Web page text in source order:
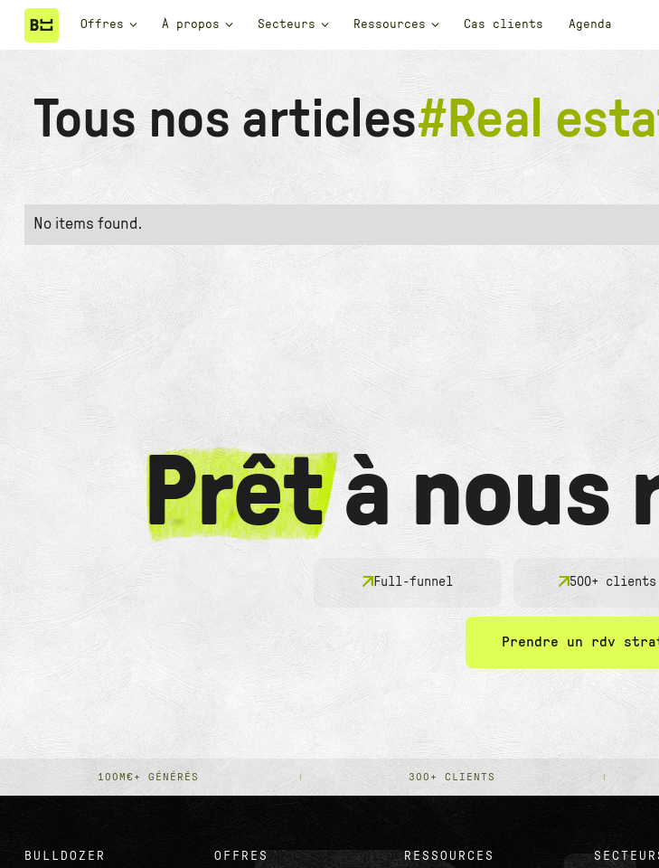
Offres À propos Secteurs Ressources Cas clients Agenda
Tous nos articles# Real
No items found.
Prêtà nous
Full-funnel 500+ clients
Prendre un rdv
100M€+ GÉNÉRÉS 300+ CLIENTS
BULLDOZER OFFRES RESSOURCES